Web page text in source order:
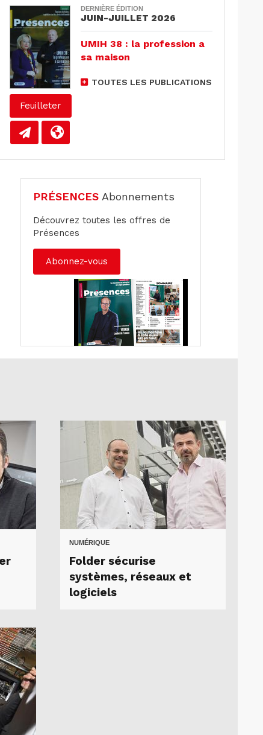
Feuilleter
DERNIÈRE ÉDITION
JUIN-JUILLET 2026
UMIH 38 : la profession a
sa maison
TOUTES LES PUBLICATIONS
PRÉSENCES Abonnements
Découvrez toutes les offres de
Présences
Abonnez-vous
NUMÉRIQUE
Folder sécurise
systèmes, réseaux et
logiciels